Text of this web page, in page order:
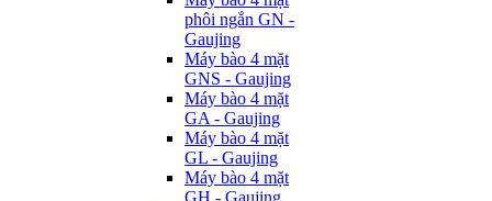
phôi ngắn GN -
Gaujing
Máy bào 4 mặt
GNS - Gaujing
Máy bào 4 mặt
GA - Gaujing
Máy bào 4 mặt
GL - Gaujing
Máy bào 4 mặt
GH - Gaujing